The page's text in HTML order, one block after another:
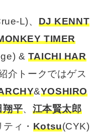
L)、 DJ KENNT
TIMER
& TAICHI HAR
介トークではゲス
&YOSHIRO
翔平、 江本賢太郎
ィ・ Kotsu(CYK)